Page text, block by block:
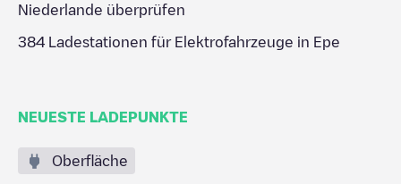
Niederlande überprüfen
384 Ladestationen für Elektrofahrzeuge in Epe
NEUESTE LADEPUNKTE
Oberfläche